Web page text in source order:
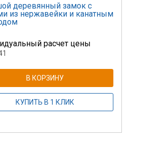
деревянный замок с
из нержавейки и канатным
расчет цены
В КОРЗИНУ
КУПИТЬ В 1 КЛИК